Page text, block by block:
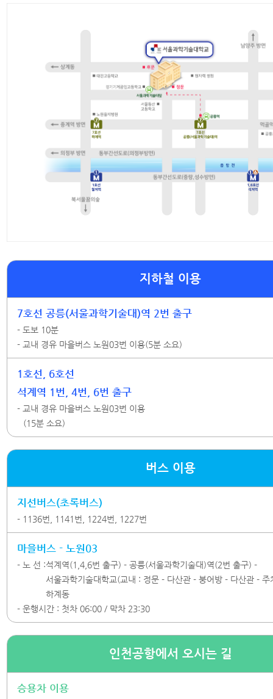
지하철 이용
7호선 공릉(서울과학기술대)역 2번 출구
- 도보 10분
- 교내 경유 마을버스 노원03번 이용(5분 소요)
1호선, 6호선
석계역 1번, 4번, 6번 출구
- 교내 경유 마을버스 노원03번 이용
(15분 소요)
버스 이용
지선버스(초록버스)
- 1136번, 1141번, 1224번, 1227번
마을버스 - 노원03
- 노 선 :석계역(1,4,6번 출구) - 공릉(서울과학기술대)역(2번 출구) -
서울과학기술대학교(교내 : 정문 - 다산관 - 붕어방 - 다산관 - 주
하계동
- 운행시간 : 첫차 06:00 / 막차 23:30
인천공항에서 오시는 길
승용차 이용